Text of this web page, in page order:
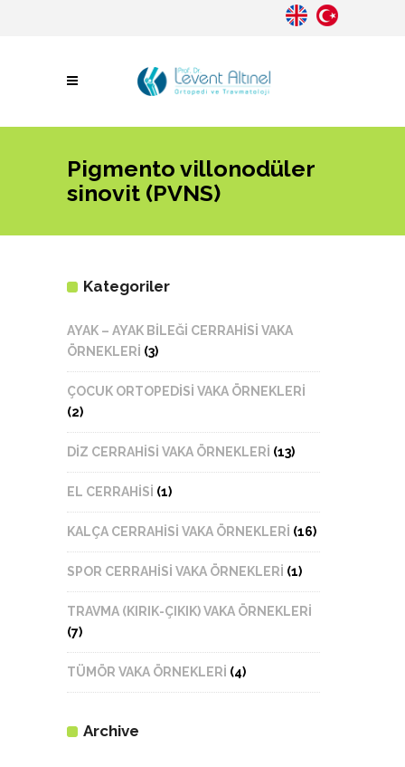
Pigmento villonodüler
sinovit (PVNS)
Kategoriler
AYAK – AYAK BİLEĞİ CERRAHİSİ VAKA
ÖRNEKLERİ (3)
ÇOCUK ORTOPEDİSİ VAKA ÖRNEKLERİ
(2)
DİZ CERRAHİSİ VAKA ÖRNEKLERİ (13)
EL CERRAHİSİ (1)
KALÇA CERRAHİSİ VAKA ÖRNEKLERİ (16)
SPOR CERRAHİSİ VAKA ÖRNEKLERİ (1)
TRAVMA (KIRIK-ÇIKIK) VAKA ÖRNEKLERİ
(7)
TÜMÖR VAKA ÖRNEKLERİ (4)
Archive